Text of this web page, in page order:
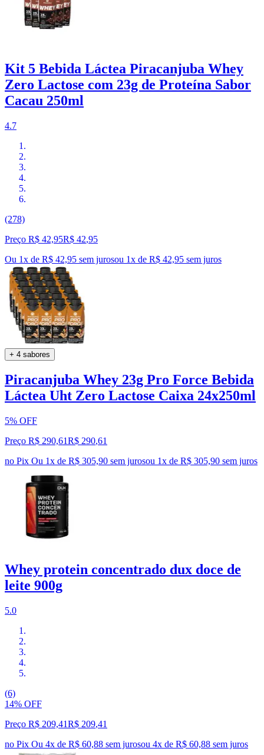
Kit 5 Bebida Láctea Piracanjuba Whey
Zero Lactose com 23g de Proteína Sabor
Cacau 250ml
4.7
(278)
Preço R$ 42,95R$ 42,95
Ou 1x de R$ 42,95 sem jurosou 1x de R$ 42,95 sem juros
+ 4 sabores
Piracanjuba Whey 23g Pro Force Bebida
Láctea Uht Zero Lactose Caixa 24x250ml
5% OFF
Preço R$ 290,61R$ 290,61
no Pix Ou 1x de R$ 305,90 sem jurosou 1x de R$ 305,90 sem juros
Whey protein concentrado dux doce de
leite 900g
5.0
(6)
14% OFF
Preço R$ 209,41R$ 209,41
no Pix Ou 4x de R$ 60,88 sem jurosou 4x de R$ 60,88 sem juros